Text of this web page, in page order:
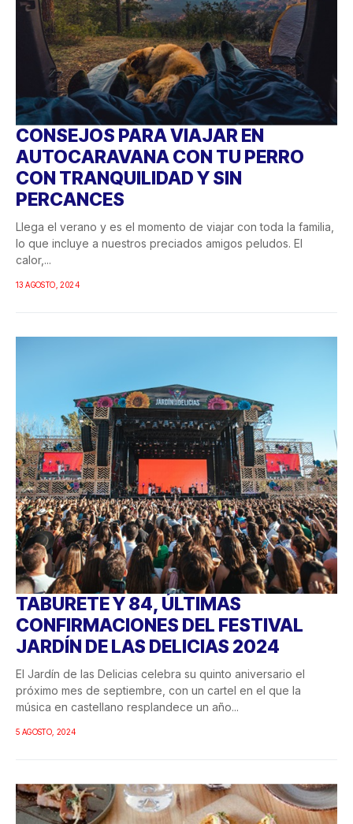
CONSEJOS PARA VIAJAR EN
AUTOCARAVANA CON TU PERRO
CON TRANQUILIDAD Y SIN
PERCANCES
Llega el verano y es el momento de viajar con toda la familia,
lo que incluye a nuestros preciados amigos peludos. El
calor,...
13 AGOSTO, 2024
TABURETE Y 84, ÚLTIMAS
CONFIRMACIONES DEL FESTIVAL
JARDÍN DE LAS DELICIAS 2024
El Jardín de las Delicias celebra su quinto aniversario el
próximo mes de septiembre, con un cartel en el que la
música en castellano resplandece un año...
5 AGOSTO, 2024